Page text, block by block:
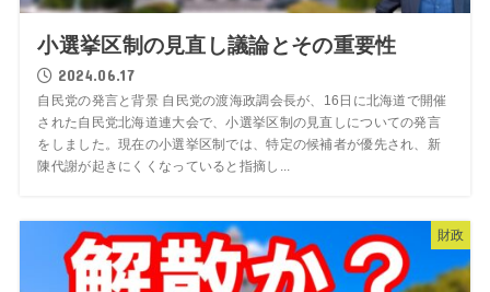
小選挙区制の見直し議論とその重要性
2024.06.17
自民党の発言と背景 自民党の渡海政調会長が、16日に北海道で開催
された自民党北海道連大会で、小選挙区制の見直しについての発言
をしました。現在の小選挙区制では、特定の候補者が優先され、新
陳代謝が起きにくくなっていると指摘し...
財政